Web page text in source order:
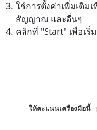
ใช้การตั้งค่าเพิ่มเติมเ
สัญญาณ และอื่นๆ
คลิกที่ "Start" เพื่อเริ่
ให้คะแนนเครื่องมือนี้